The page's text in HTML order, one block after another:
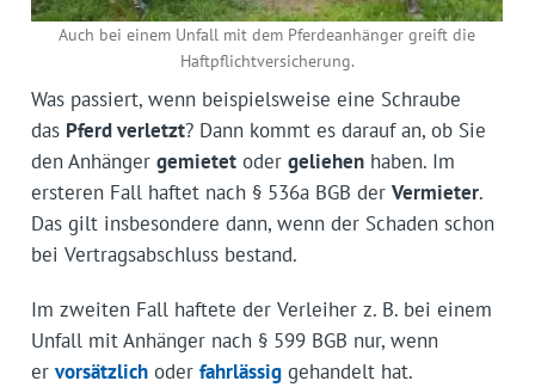
Auch bei einem Unfall mit dem Pferdeanhänger greift die
Haftpflichtversicherung.
Was passiert, wenn beispielsweise eine Schraube
das Pferd verletzt? Dann kommt es darauf an, ob Sie
den Anhänger gemietetoder geliehenhaben. Im
ersteren Fall haftet nach § 536a BGB der Vermieter.
Das gilt insbesondere dann, wenn der Schaden schon
bei Vertragsabschluss bestand.
Im zweiten Fall haftete der Verleiher z. B. bei einem
Unfall mit Anhänger nach § 599 BGB nur, wenn
er vorsätzlichoder fahrlässiggehandelt hat.